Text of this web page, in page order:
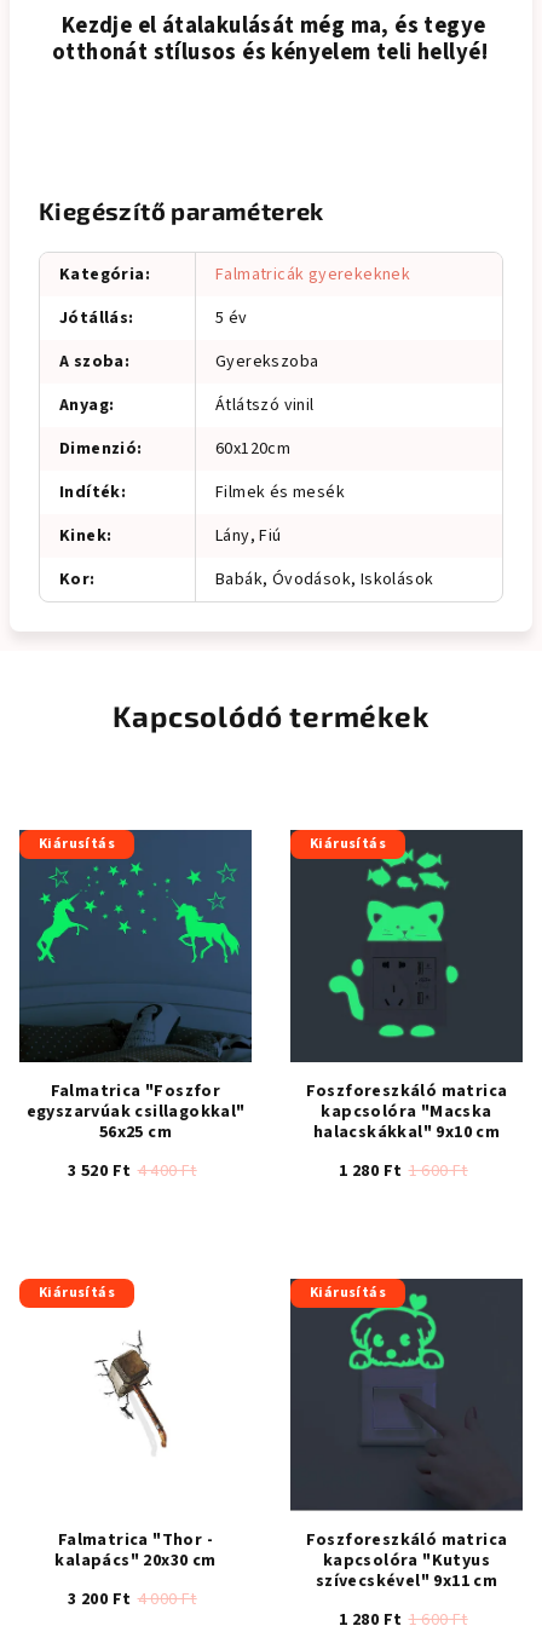
Kezdje el átalakulását még ma, és tegye
otthonát stílusos és kényelem teli hellyé!
Kiegészítő paraméterek
Kategória:
Falmatricák gyerekeknek
Jótállás:
5 év
A szoba:
Gyerekszoba
Anyag:
Átlátszó vinil
Dimenzió:
60x120cm
Indíték:
Filmek és mesék
Kinek:
Lány, Fiú
Kor: Babák, Óvodások, Iskolások
Kapcsolódó termékek
Kiárusítás
Falmatrica "Foszfor
egyszarvúak csillagokkal"
56x25 cm
3 520 Ft 4 400 Ft
Kiárusítás
Foszforeszkáló matrica
kapcsolóra "Macska
halacskákkal" 9x10 cm
1 280 Ft 1 600 Ft
értékelése
5-
ből
5,0
csillag.
Kiárusítás
Falmatrica "Thor -
kalapács" 20x30 cm
3 200 Ft 4 000 Ft
Kiárusítás
Foszforeszkáló matrica
kapcsolóra "Kutyus
szívecskével" 9x11 cm
1 280 Ft 1 600 Ft